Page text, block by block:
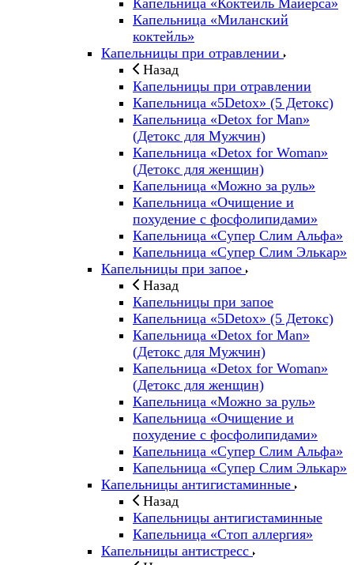
Капельница «Коктейль Майерса»
Капельница «Миланский
коктейль»
Капельницы при отравлении
Назад
Капельницы при отравлении
Капельница «5Detox» (5 Детокс)
Капельница «Detox for Man»
(Детокс для Мужчин)
Капельница «Detox for Woman»
(Детокс для женщин)
Капельница «Можно за руль»
Капельница «Очищение и
похудение с фосфолипидами»
Капельница «Супер Слим Альфа»
Капельница «Супер Слим Элькар»
Капельницы при запое
Назад
Капельницы при запое
Капельница «5Detox» (5 Детокс)
Капельница «Detox for Man»
(Детокс для Мужчин)
Капельница «Detox for Woman»
(Детокс для женщин)
Капельница «Можно за руль»
Капельница «Очищение и
похудение с фосфолипидами»
Капельница «Супер Слим Альфа»
Капельница «Супер Слим Элькар»
Капельницы антигистаминные
Назад
Капельницы антигистаминные
Капельница «Стоп аллергия»
Капельницы антистресс